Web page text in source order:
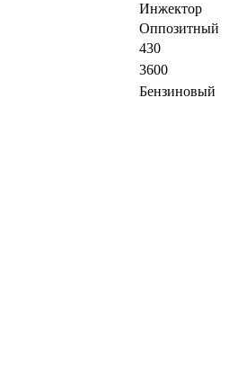
Инжектор
Оппозитный
430
3600
Бензиновый